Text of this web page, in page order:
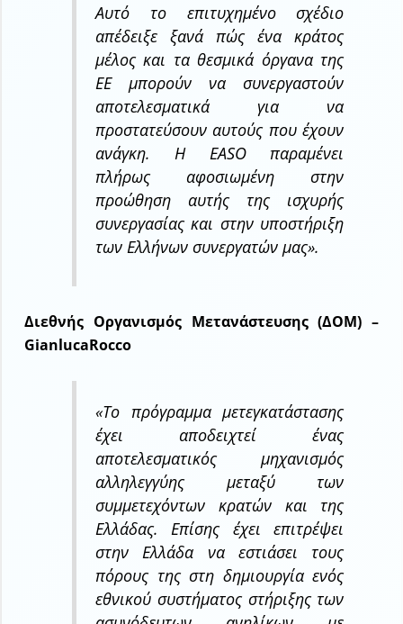
Αυτό το επιτυχημένο σχέδιο
απέδειξε ξανά πώς ένα κράτος
μέλος και τα θεσμικά όργανα της
ΕΕ μπορούν να συνεργαστούν
αποτελεσματικά για να
προστατεύσουν αυτούς που έχουν
ανάγκη. Η EASO παραμένει
πλήρως αφοσιωμένη στην
προώθηση αυτής της ισχυρής
συνεργασίας και στην υποστήριξη
των Ελλήνων συνεργατών μας».
Διεθνής Οργανισμός Μετανάστευσης (ΔΟΜ) –
GianlucaRocco
«Το πρόγραμμα μετεγκατάστασης
έχει αποδειχτεί ένας
αποτελεσματικός μηχανισμός
αλληλεγγύης μεταξύ των
συμμετεχόντων κρατών και της
Ελλάδας. Επίσης έχει επιτρέψει
στην Ελλάδα να εστιάσει τους
πόρους της στη δημιουργία ενός
εθνικού συστήματος στήριξης των